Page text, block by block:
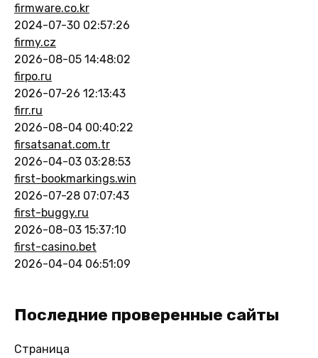
firmware.co.kr
2024-07-30 02:57:26
firmy.cz
2026-08-05 14:48:02
firpo.ru
2026-07-26 12:13:43
firr.ru
2026-08-04 00:40:22
firsatsanat.com.tr
2026-04-03 03:28:53
first-bookmarkings.win
2026-07-28 07:07:43
first-buggy.ru
2026-08-03 15:37:10
first-casino.bet
2026-04-04 06:51:09
Последние проверенные сайты
Страница